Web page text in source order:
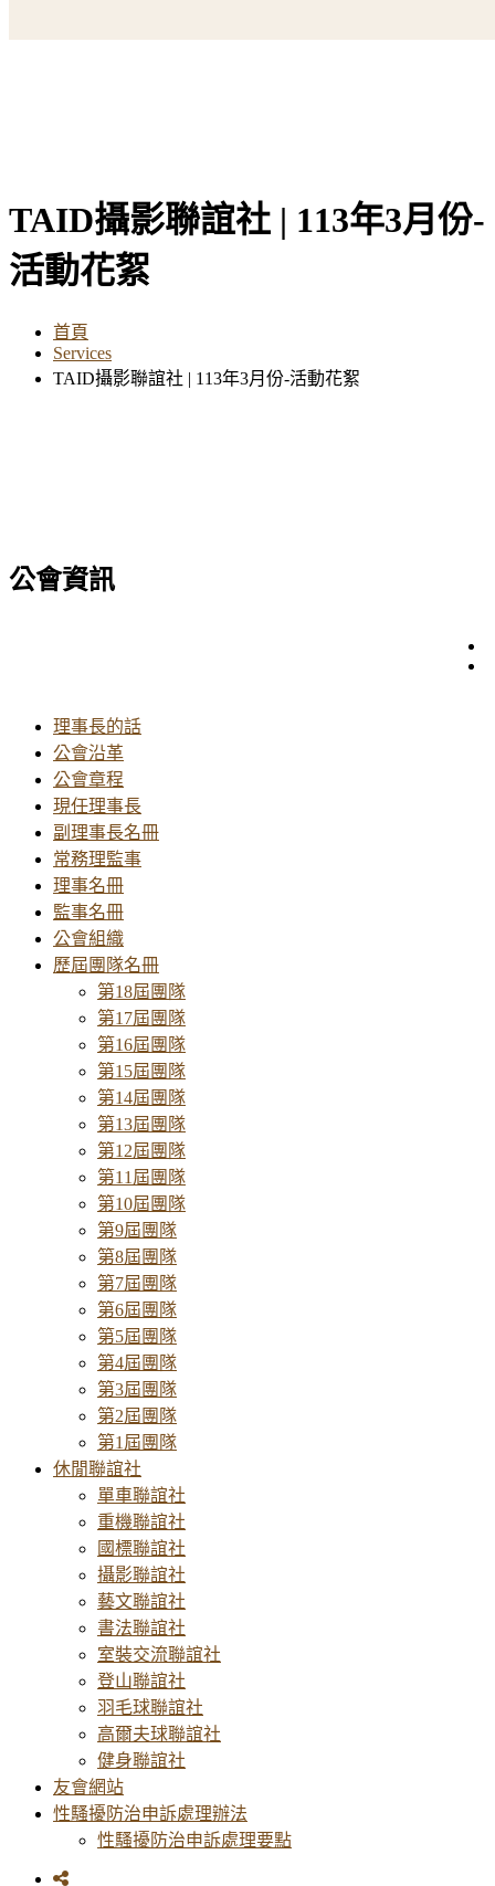
TAID攝影聯誼社 | 113年3月份-
活動花絮
首頁
Services
TAID攝影聯誼社 | 113年3月份-活動花絮
公會資訊
理事長的話
公會沿革
公會章程
現任理事長
副理事長名冊
常務理監事
理事名冊
監事名冊
公會組織
歷屆團隊名冊
第18屆團隊
第17屆團隊
第16屆團隊
第15屆團隊
第14屆團隊
第13屆團隊
第12屆團隊
第11屆團隊
第10屆團隊
第9屆團隊
第8屆團隊
第7屆團隊
第6屆團隊
第5屆團隊
第4屆團隊
第3屆團隊
第2屆團隊
第1屆團隊
休閒聯誼社
單車聯誼社
重機聯誼社
國標聯誼社
攝影聯誼社
藝文聯誼社
書法聯誼社
室裝交流聯誼社
登山聯誼社
羽毛球聯誼社
高爾夫球聯誼社
健身聯誼社
友會網站
性騷擾防治申訴處理辦法
性騷擾防治申訴處理要點